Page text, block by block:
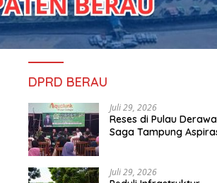
DPRD BERAU
Juli 29, 2026
Reses di Pulau
Saga Tampung
Juli 29, 2026